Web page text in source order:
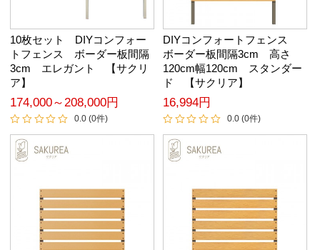
10枚セット DIYコンフォー
トフェンス ボーダー板間隔
3cm エレガント 【サクリ
ア】
174,000～208,000円
0.0 (0件)
DIYコンフォートフェンス
ボーダー板間隔3cm 高さ
120cm幅120cm スタンダー
ド 【サクリア】
16,994円
0.0 (0件)